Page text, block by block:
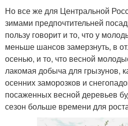
Но все же для Центральной
зимами предпочтительней
пользу говорит и то, что у
меньше шансов замерзнуть, в
осенью, и то, что весной
лакомая добыча для грызунов,
осенних заморозков и
посаженных весной деревьев
сезон больше времени для